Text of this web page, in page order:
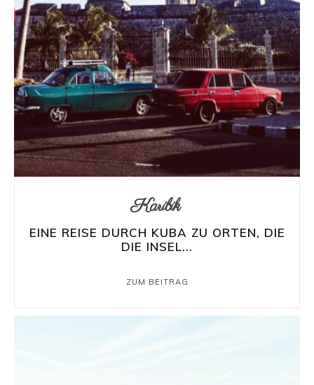
Reisemagazin
mit
den
schönsten
Karibik
EINE REISE DURCH KUBA ZU ORTEN, DIE
DIE INSEL...
ZUM BEITRAG